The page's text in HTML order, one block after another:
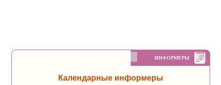
ИНФОРМЕРЫ
Календарные информеры